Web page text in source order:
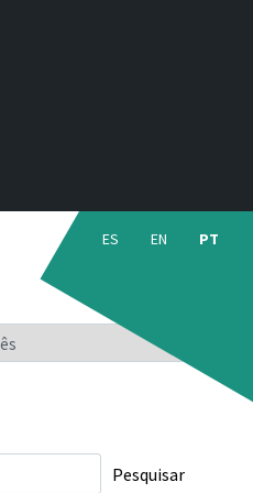
Choose
language:
ES EN PT
Pesquisar